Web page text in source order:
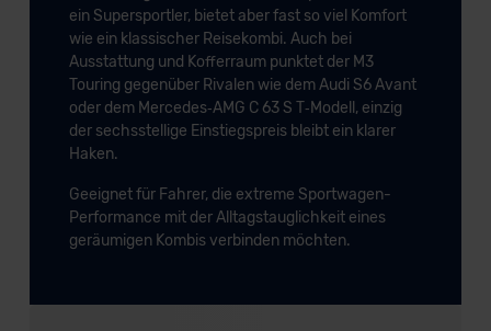
ein Supersportler, bietet aber fast so viel Komfort
wie ein klassischer Reisekombi. Auch bei
Ausstattung und Kofferraum punktet der M3
Touring gegenüber Rivalen wie dem Audi S6 Avant
oder dem Mercedes‑AMG C 63 S T‑Modell, einzig
der sechsstellige Einstiegspreis bleibt ein klarer
Haken.
Geeignet für Fahrer, die extreme Sportwagen-
Performance mit der Alltagstauglichkeit eines
geräumigen Kombis verbinden möchten.